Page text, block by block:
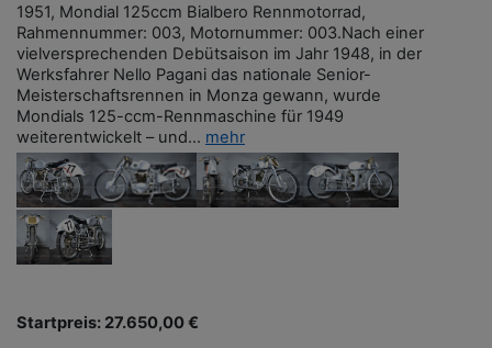
1951, Mondial 125ccm Bialbero Rennmotorrad,
Rahmennummer: 003, Motornummer: 003.Nach einer
vielversprechenden Debütsaison im Jahr 1948, in der
Werksfahrer Nello Pagani das nationale Senior-
Meisterschaftsrennen in Monza gewann, wurde
Mondials 125-ccm-Rennmaschine für 1949
weiterentwickelt – und... mehr
Startpreis: 27.650,00 €